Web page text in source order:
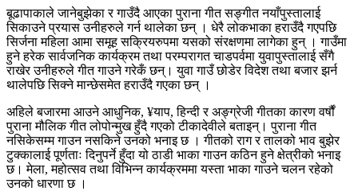
बूढापाकाले जानेबुझेका र गाउँदै आएका पुराना गीत सङ्गीत नयाँपुस्तालाई
सिकाउने प्रयास उनीहरुले गर्न थालेका छन् । धेरै लोकभाका हराउँदै गएपछि
सिर्जना महिला आमा समूह सक्रियरुपमा यसको संरक्षणमा लागेका हुन् । गाउँमा
हुने हरेक सार्वजनिक कार्यक्रम तथा परम्परागत चाडपर्वमा युवापुस्तालाई सँगै
राखेर उनीहरुले गीत गाउने गरेकँ छन्। युवा गाउँ छोडेर विदेश तथा बजार झर्न
थालेपछि सिक्ने मान्छेसमेत हराउँदै गएका छन् ।
अहिले बजारमा आउने आधुनिक, ¥याप, हिन्दी र अङ्ग्रेजी गीतका कारण वर्षौं
पुराना मौलिक गीत लोपोन्मुख हुँदै गएको टीकादेवीले बताइन्। पुराना गीत
नसिकेसम्म गाउन नसकिने उनको भनाइ छ । गीतको राग र तालको भाव बुझेर
टुक्कालाई पूर्णताः दिनुपर्ने हुँदा यो ठाडी भाका गाउन कठिन हुने क्षेत्रीको भनाइ
छ। मेला, महोत्सव तथा विभिन्न कार्यक्रममा यस्ता भाका गाउने चलन रहेको
उनको धारणा छ ।